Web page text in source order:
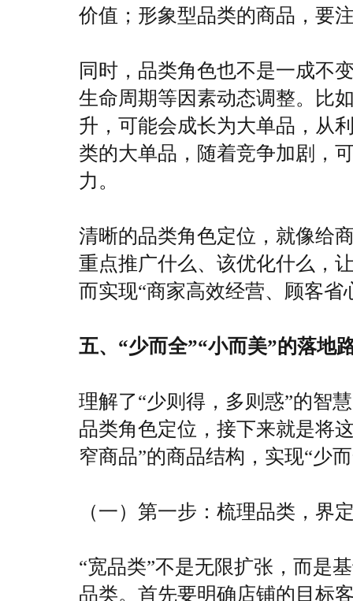
价值；形象型品类的商品，要
同时，品类角色也不是一成不
生命周期等因素动态调整。比
升，可能会成长为大单品，从
类的大单品，随着竞争加剧，
力。
清晰的品类角色定位，就像给
重点推广什么、该优化什么，
而实现“商家高效经营、顾客省
五、“少而全”“小而美”的落地
理解了“少则得，多则惑”的智
品类角色定位，接下来就是将
窄商品”的商品结构，实现“少
（一）第一步：梳理品类，界
“宽品类”不是无限扩张，而是
品类。首先要明确店铺的目标